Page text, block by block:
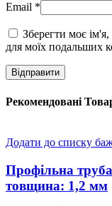
Email *
Зберегти моє
для моїх подальших
Рекомендовані
Додати до списку
Профільна
товщина: 1,2 мм